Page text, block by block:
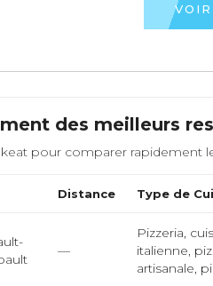
des meilleurs
pour comparer rapidement
Distance Type de
—
Pizzeria,
italienne,
artisanale,